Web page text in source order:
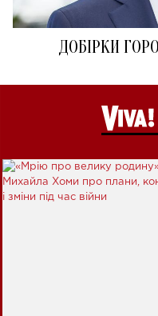
ДОБІРКИ